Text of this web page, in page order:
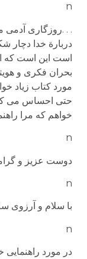
n
. . .روزگاری آدمی
دربارة خدا دچار
است این است که
بحران فکری و
مورد کتاب زیاد
حتی احساس می
خواهم که مرا
n
دوست عزیز و
n
با سلام و آرزوی
n
در مورد